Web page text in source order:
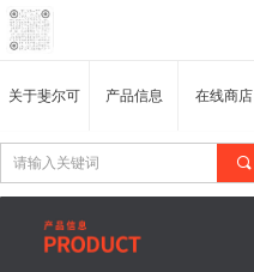
끠
关于斐尔可 产品信息 在线商店